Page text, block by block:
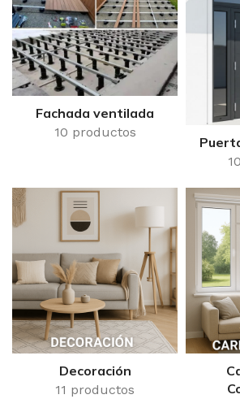
Fachada ventilada
10 productos
Decoración
11 productos